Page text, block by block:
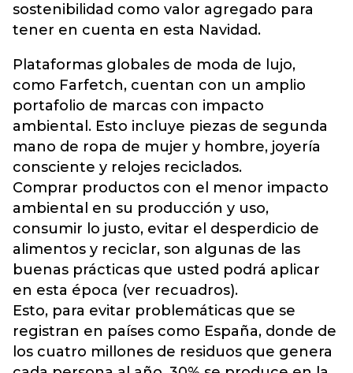
sostenibilidad como valor agregado para
tener en cuenta en esta Navidad.
Plataformas globales de moda de lujo,
como Farfetch, cuentan con un amplio
portafolio de marcas con impacto
ambiental. Esto incluye piezas de segunda
mano de ropa de mujer y hombre, joyería
consciente y relojes reciclados.
Comprar productos con el menor impacto
ambiental en su producción y uso,
consumir lo justo, evitar el desperdicio de
alimentos y reciclar, son algunas de las
buenas prácticas que usted podrá aplicar
en esta época (ver recuadros).
Esto, para evitar problemáticas que se
registran en países como España, donde de
los cuatro millones de residuos que genera